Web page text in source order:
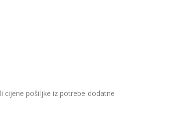
cijene pošiljke iz potrebe dodatne